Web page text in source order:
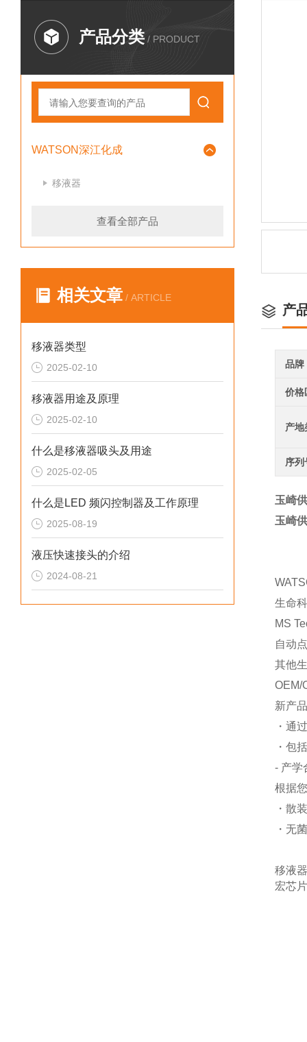
产品分类 / PRODUCT
WATSON深江化成
移液器
查看全部产品
相关文章 / ARTICLE
移液器类型
2025-02-10
移液器用途及原理
2025-02-10
什么是移液器吸头及用途
2025-02-05
什么是LED 频闪控制器及工作原理
2025-08-19
液压快速接头的介绍
2024-08-21
产
品牌
价格
产地
序列
玉崎
玉崎
生命
MS
自动
其他
OEM/
新产
・通
・包
- 产学
根据
・散
・无
移液
宏芯片